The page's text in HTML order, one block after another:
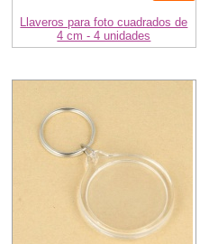
Llaveros para foto cuadrados de
4 cm - 4 unidades